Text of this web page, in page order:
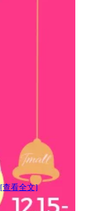
[查看全文]